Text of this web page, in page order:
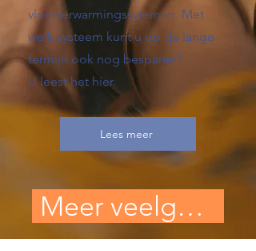
vloerverwarmingssytemen. Met
welk systeem kunt u op de lange
termijn ook nog besparen?
U leest het hier.
Lees meer
Meer veelgestelde vragen